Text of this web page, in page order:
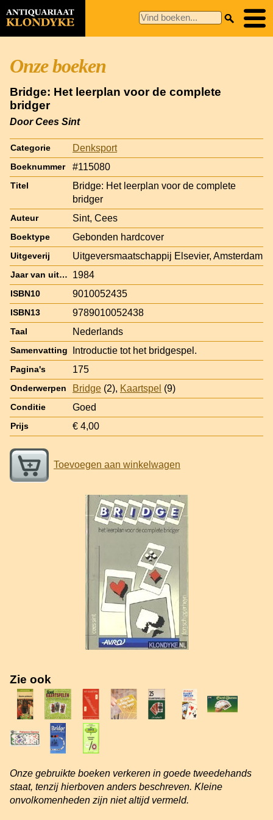
Onze boeken
Bridge: Het leerplan voor de complete
bridger
Door Cees Sint
Categorie Denksport
Boeknummer #115080
Titel
Bridge: Het leerplan voor de complete
bridger
Auteur Sint, Cees
Boektype Gebonden hardcover
Uitgeverij Uitgeversmaatschappij Elsevier, Amsterdam
Jaar van uitgave 1984
ISBN10 9010052435
ISBN13 9789010052438
Taal Nederlands
Samenvatting Introductie tot het bridgespel.
Pagina's 175
Onderwerpen Bridge (2), Kaartspel (9)
Conditie Goed
Prijs € 4,00
Toevoegen aan winkelwagen
Zie ook
Onze gebruikte boeken verkeren in goede tweedehands
staat, tenzij hierboven anders beschreven. Kleine
onvolkomenheden zijn niet altijd vermeld.